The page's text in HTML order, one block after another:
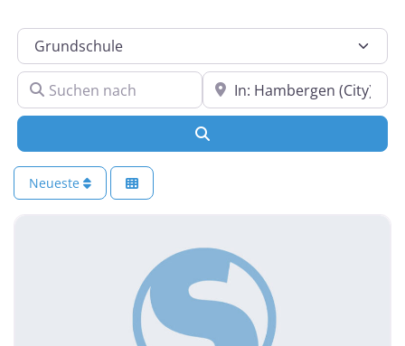
Kategorie
Suchen nach In der Nähe
Neueste